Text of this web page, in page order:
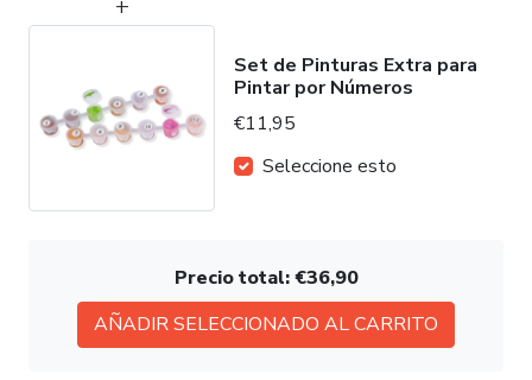
Set de Pinturas Extra para
Pintar por Números
€11,95
Seleccione esto
Precio total:€36,90
AÑADIR SELECCIONADO AL CARRITO